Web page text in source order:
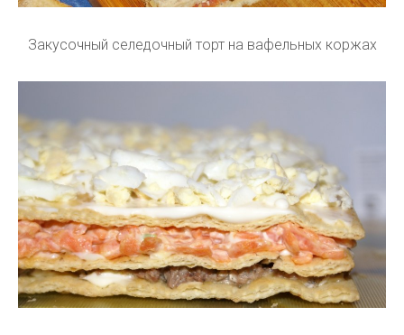
Закусочный селедочный торт на вафельных коржах